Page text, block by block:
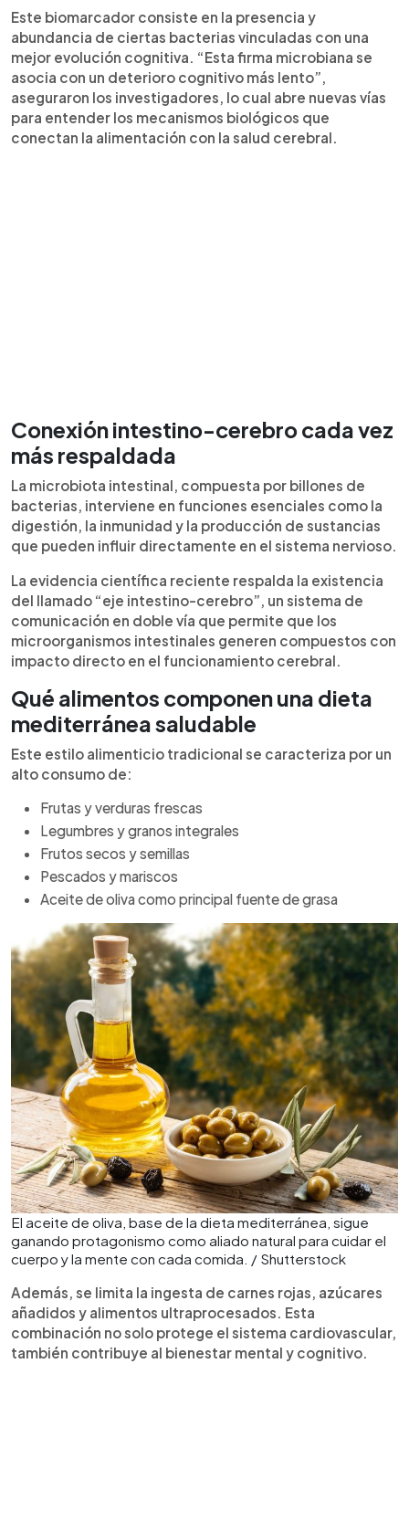
Este biomarcador consiste en la presencia y
abundancia de ciertas bacterias vinculadas con una
mejor evolución cognitiva. “Esta firma microbiana se
asocia con un deterioro cognitivo más lento”,
aseguraron los investigadores, lo cual abre nuevas vías
para entender los mecanismos biológicos que
conectan la alimentación con la salud cerebral.
Conexión intestino-cerebro cada vez
más respaldada
La microbiota intestinal, compuesta por billones de
bacterias, interviene en funciones esenciales como la
digestión, la inmunidad y la producción de sustancias
que pueden influir directamente en el sistema nervioso.
La evidencia científica reciente respalda la existencia
del llamado “eje intestino-cerebro”, un sistema de
comunicación en doble vía que permite que los
microorganismos intestinales generen compuestos con
impacto directo en el funcionamiento cerebral.
Qué alimentos componen una dieta
mediterránea saludable
Este estilo alimenticio tradicional se caracteriza por un
alto consumo de:
Frutas y verduras frescas
Legumbres y granos integrales
Frutos secos y semillas
Pescados y mariscos
Aceite de oliva como principal fuente de grasa
El aceite de oliva, base de la dieta mediterránea, sigue
ganando protagonismo como aliado natural para cuidar el
cuerpo y la mente con cada comida. / Shutterstock
Además, se limita la ingesta de carnes rojas, azúcares
añadidos y alimentos ultraprocesados. Esta
combinación no solo protege el sistema cardiovascular,
también contribuye al bienestar mental y cognitivo.